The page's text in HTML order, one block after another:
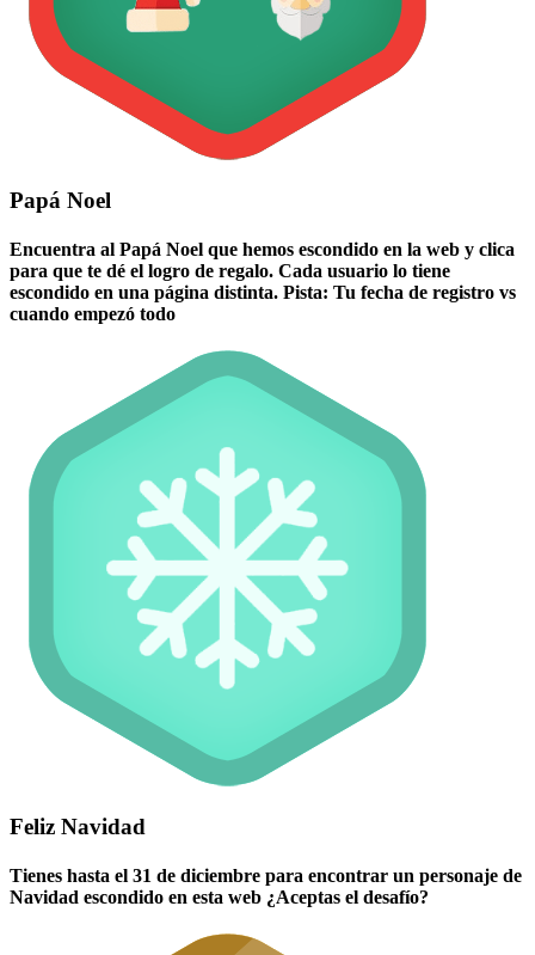
Papá Noel
Encuentra al Papá Noel que hemos escondido en la web y clica
para que te dé el logro de regalo. Cada usuario lo tiene
escondido en una página distinta. Pista: Tu fecha de registro vs
cuando empezó todo
Feliz Navidad
Tienes hasta el 31 de diciembre para encontrar un personaje de
Navidad escondido en esta web ¿Aceptas el desafío?